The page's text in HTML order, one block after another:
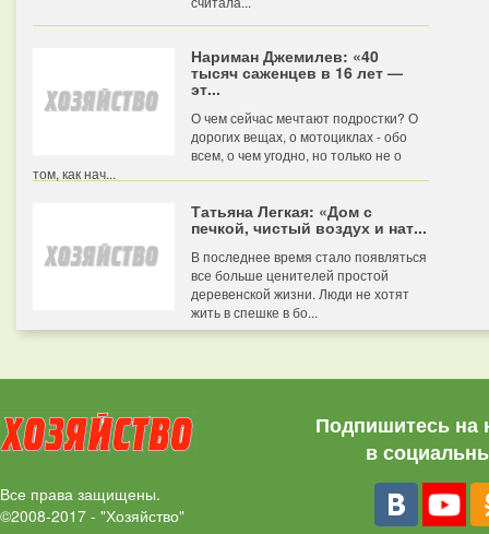
Нариман Джемилев: «40
тысяч саженцев в 16 лет —
эт...
О чем сейчас мечтают подростки? О
дорогих вещах, о мотоциклах - обо
всем, о чем угодно, но только не о
том, как нач...
Татьяна Легкая: «Дом с
печкой, чистый воздух и нат...
В последнее время стало появляться
все больше ценителей простой
деревенской жизни. Люди не хотят
жить в спешке в бо...
Все права защищены.
©2008-2017 - "Хозяйство"
Подпишитесь на
в